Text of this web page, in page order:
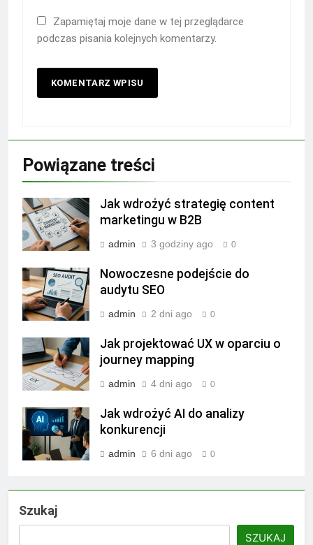
Zapamiętaj moje dane w tej przeglądarce
podczas pisania kolejnych komentarzy.
Powiązane treści
Jak wdrożyć strategię content
marketingu w B2B
admin 3 godziny ago 0
Nowoczesne podejście do
audytu SEO
admin 2 dni ago 0
Jak projektować UX w oparciu o
journey mapping
admin 4 dni ago 0
Jak wdrożyć AI do analizy
konkurencji
admin 6 dni ago 0
Szukaj
SZUKAJ